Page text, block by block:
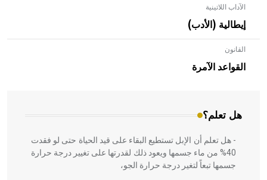
الآداب اللاتينية
إيطالية (الأدب)
القانون
القواعد الآمرة
هل تعلم؟
- هل تعلم أن الأبلق نوع من الفنون الهندسية التي ارتبطت
بالعمارة الإسلامية في بلاد الشام ومصر خاصة، حيث يحرص
المعمار على بناء مداميكه وخاصة في الواجهات
- هل تعلم أن الإبل تستطيع البقاء على قيد الحياة حتى لو فقدت
40% من ماء جسمها ويعود ذلك لقدرتها على تغيير درجة حرارة
جسمها تبعاً لتغير درجة حرارة الجو،